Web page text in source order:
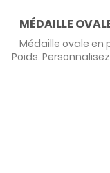
MÉDAILLE
Médaille ovale en
Poids.